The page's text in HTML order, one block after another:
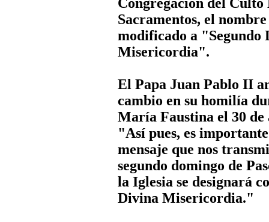
Sacramentos, el
modificado a "Segundo
Misericordia".
El Papa Juan Pablo II
cambio en su homilía
María Faustina el 30 de
"Así pues, es
mensaje que nos
segundo domingo de
la Iglesia se designará
Divina Misericordia."